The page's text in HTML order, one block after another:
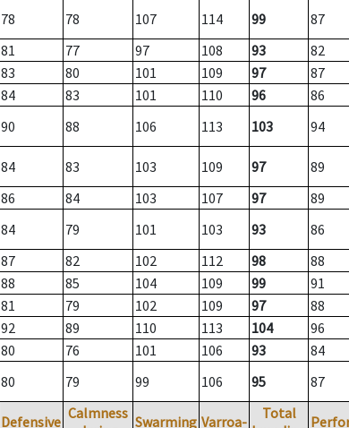
78 78 107 114 99
87
81 77 97 108 93
82
83 80 101 109 97
87
84 83 101 110 96
86
90 88 106 113 103 94
84 83 103 109 97
89
86 84 103 107 97
89
84 79 101 103 93
86
87 82 102 112 98
88
88 85 104 109 99
91
81 79 102 109 97
88
92 89 110 113 104
96
80 76 101 106 93
84
80 79 99 106 95 87
Defensive Calmness Swarming Varroa-
Total